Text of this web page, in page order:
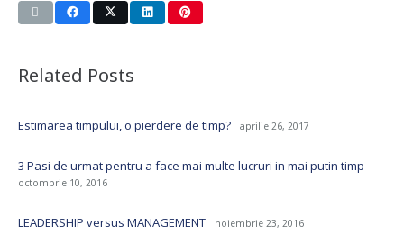
Related Posts
Estimarea timpului, o pierdere de timp? aprilie 26, 2017
3 Pasi de urmat pentru a face mai multe lucruri in mai putin timp
octombrie 10, 2016
LEADERSHIP versus MANAGEMENT noiembrie 23, 2016